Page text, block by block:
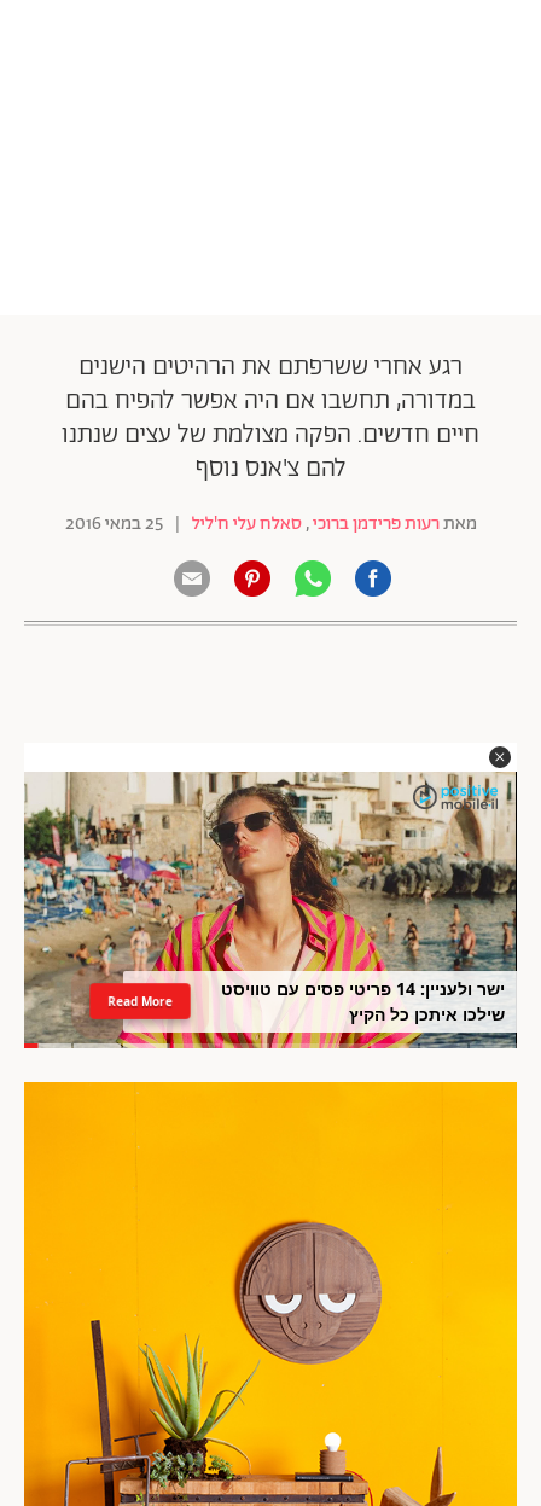
רגע אחרי ששרפתם את הרהיטים הישנים
במדורה, תחשבו אם היה אפשר להפיח בהם
חיים חדשים. הפקה מצולמת של עצים שנתנו
להם צ'אנס נוסף
מאתרעות פרידמן ברוכי,סאלח עלי ח'ליל | 25 במאי 2016
ישר ולעניין: 14 פריטי פסים עם טוויסט
שילכו איתכן כל הקיץ
Read More